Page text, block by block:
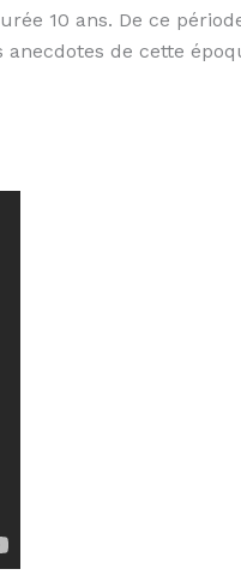
10 ans. De ce
de cette